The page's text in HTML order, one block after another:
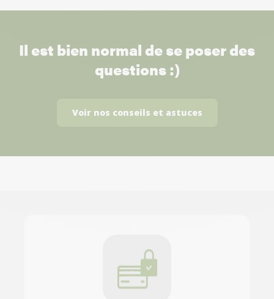
Il est bien normal de se poser des
questions :)
Voir nos conseils et astuces